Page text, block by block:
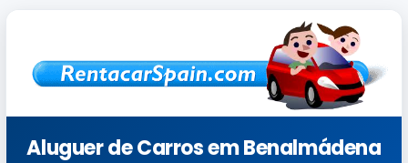
Aluguer de Carros em Benalmádena